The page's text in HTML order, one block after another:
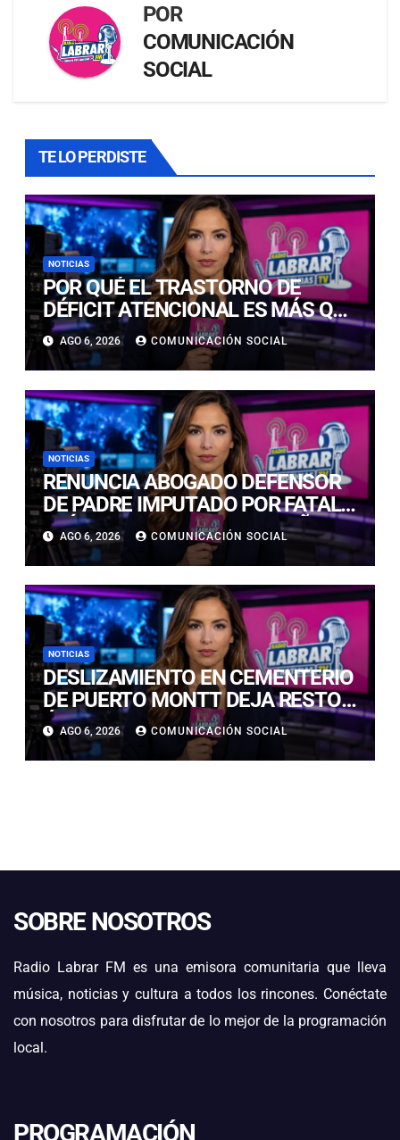
POR
COMUNICACIÓN
SOCIAL
TE LO PERDISTE
NOTICIAS
POR QUÉ EL TRASTORNO DE
DÉFICIT ATENCIONAL ES MÁS QUE
“DISTRAERSE MUCHO” Y NO SE
CONSIDERA ENFERMEDAD
AGO 6, 2026 COMUNICACIÓN SOCIAL
NOTICIAS
RENUNCIA ABOGADO DEFENSOR
DE PADRE IMPUTADO POR FATAL
CAÍDA DE SU HIJA DE DOS AÑOS
EN LAS CONDES
AGO 6, 2026 COMUNICACIÓN SOCIAL
NOTICIAS
DESLIZAMIENTO EN CEMENTERIO
DE PUERTO MONTT DEJA RESTOS
ÓSEOS A LA VISTA Y TUMBAS AL
BORDE DEL COLAPSO
AGO 6, 2026 COMUNICACIÓN SOCIAL
SOBRE NOSOTROS
Radio Labrar FM es una emisora comunitaria que lleva
música, noticias y cultura a todos los rincones. Conéctate
con nosotros para disfrutar de lo mejor de la programación
local.
PROGRAMACIÓN